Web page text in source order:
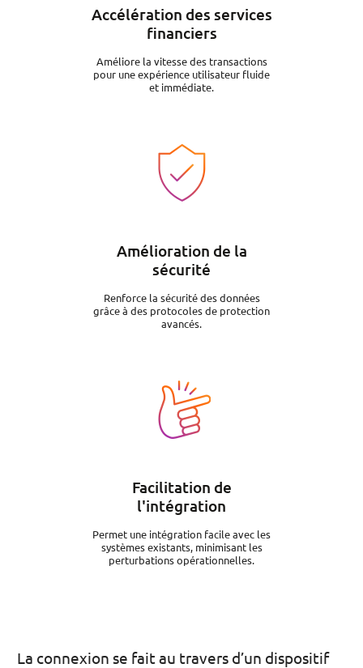
Accélération des services
financiers
Améliore la vitesse des transactions
pour une expérience utilisateur fluide
et immédiate.
Image
Amélioration de la
sécurité
Renforce la sécurité des données
grâce à des protocoles de protection
avancés.
Image
Facilitation de
l'intégration
Permet une intégration facile avec les
systèmes existants, minimisant les
perturbations opérationnelles.
La connexion se fait au travers d’un dispositif